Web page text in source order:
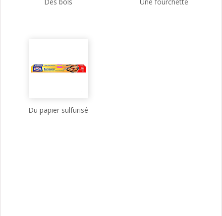
Des bols Une fourchette
Du papier sulfurisé